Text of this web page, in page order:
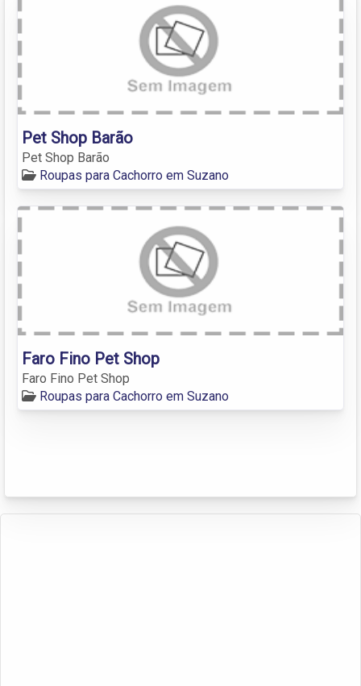
Pet Shop Barão
Pet Shop Barão
Roupas para Cachorro em Suzano
Faro Fino Pet Shop
Faro Fino Pet Shop
Roupas para Cachorro em Suzano